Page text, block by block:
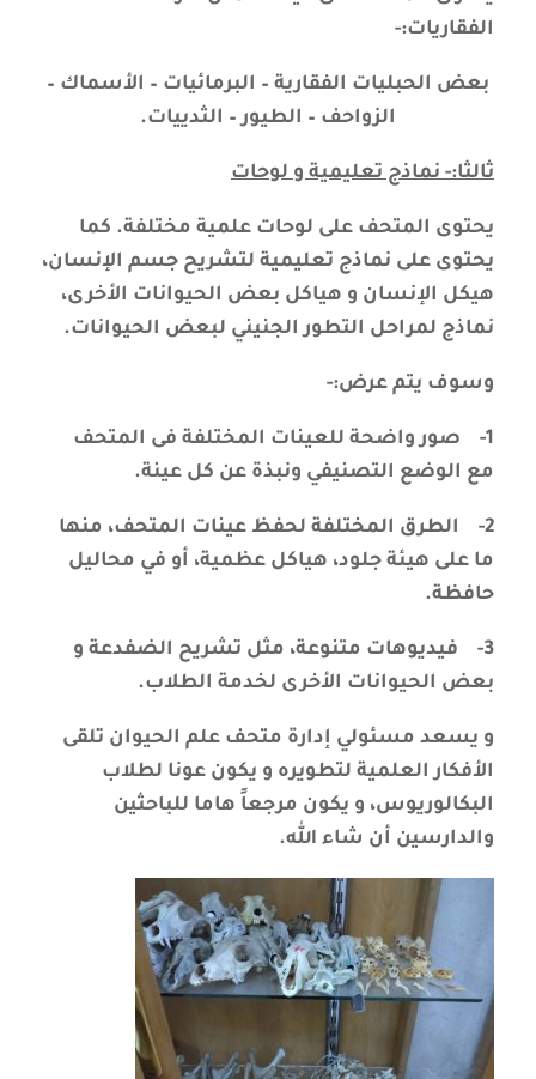
الفقاريات:-
بعض الحبليات الفقارية – البرمائيات – الأسماك –
الزواحف – الطيور – الثدييات.
ثالثا:- نماذج تعليمية و لوحات
يحتوى المتحف على لوحات علمية مختلفة. كما
يحتوى على نماذج تعليمية لتشريح جسم الإنسان،
هيكل الإنسان و هياكل بعض الحيوانات الأخرى،
نماذج لمراحل التطور الجنيني لبعض الحيوانات.
وسوف يتم عرض:-
1-
صور واضحة للعينات المختلفة فى المتحف
مع الوضع التصنيفي ونبذة عن كل عينة.
2-
الطرق المختلفة لحفظ عينات المتحف، منها
ما على هيئة جلود، هياكل عظمية، أو في محاليل
حافظة.
3-
فيديوهات متنوعة، مثل تشريح الضفدعة و
بعض الحيوانات الأخرى لخدمة الطلاب.
و يسعد مسئولي إدارة متحف علم الحيوان تلقى
الأفكار العلمية لتطويره و يكون عونا لطلاب
البكالوريوس، و يكون مرجعاً هاما للباحثين
والدارسين أن شاء الله.